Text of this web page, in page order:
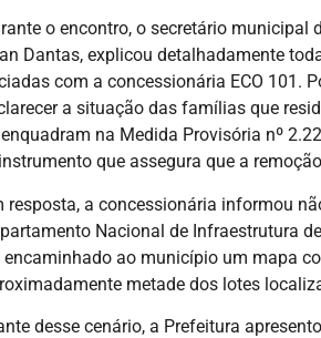
o encontro, o secretário municipal
Dantas, explicou detalhadamente
com a concessionária ECO 101.
a situação das famílias que
na Medida Provisória nº
que assegura que a
resposta, a concessionária informou
Nacional de Infraestrutura
ao município um mapa
metade dos lotes
desse cenário, a Prefeitura